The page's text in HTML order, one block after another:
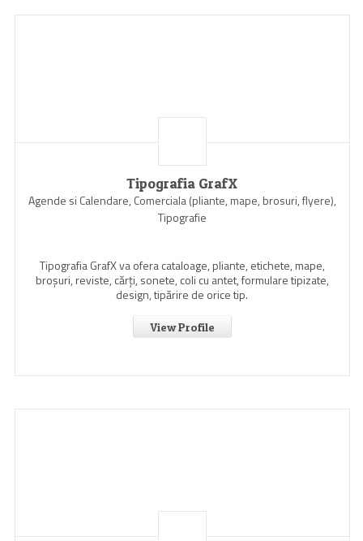
Tipografia GrafX
Agende si Calendare, Comerciala (pliante, mape, brosuri, flyere),
Tipografie
Tipografia GrafX va ofera cataloage, pliante, etichete, mape,
broşuri, reviste, cărţi, sonete, coli cu antet, formulare tipizate,
design, tipărire de orice tip.
View Profile